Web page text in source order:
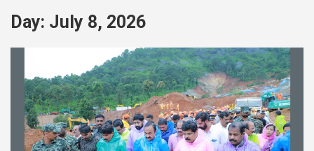
Day: July 8, 2026